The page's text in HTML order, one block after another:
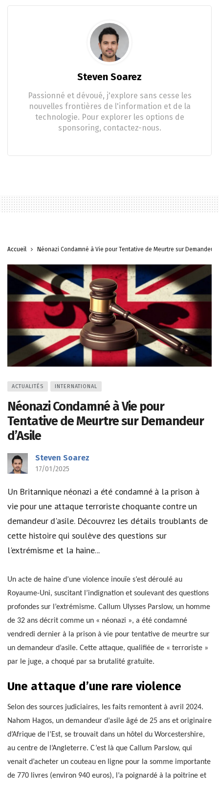
Steven Soarez
Passionné et dévoué, j'explore sans cesse les
nouvelles frontières de l'information et de la
technologie. Pour explorer les options de
sponsoring, contactez-nous.
Accueil Néonazi Condamné à Vie pour Tentative de Meurtre sur Demandeur
ACTUALITÉS INTERNATIONAL
Néonazi Condamné à Vie pour
Tentative de Meurtre sur Demandeur
d’Asile
Steven Soarez
17/01/2025
Un Britannique néonazi a été condamné à la prison à
vie pour une attaque terroriste choquante contre un
demandeur d'asile. Découvrez les détails troublants de
cette histoire qui soulève des questions sur
l'extrémisme et la haine...
Un acte de haine d’une violence inouïe s’est déroulé au
Royaume-Uni, suscitant l’indignation et soulevant des questions
profondes sur l’extrémisme. Callum Ulysses Parslow, un homme
de 32 ans décrit comme un « néonazi », a été condamné
vendredi dernier à la prison à vie pour tentative de meurtre sur
un demandeur d’asile. Cette attaque, qualifiée de « terroriste »
par le juge, a choqué par sa brutalité gratuite.
Une attaque d’une rare violence
Selon des sources judiciaires, les faits remontent à avril 2024.
Nahom Hagos, un demandeur d’asile âgé de 25 ans et originaire
d’Afrique de l’Est, se trouvait dans un hôtel du Worcestershire,
au centre de l’Angleterre. C’est là que Callum Parslow, qui
venait d’acheter un couteau en ligne pour la somme importante
de 770 livres (environ 940 euros), l’a poignardé à la poitrine et